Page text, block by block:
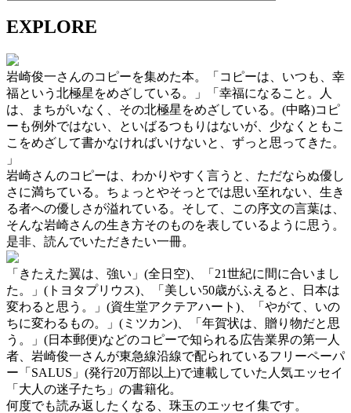
EXPLORE
岩崎俊一さんのコピーを集めた本。「コピーは、いつも、幸
福という北極星をめざしている。」「幸福になること。人
は、まちがいなく、その北極星をめざしている。(中略)コピ
ーも例外ではない、といばるつもりはないが、少なくともこ
こをめざして書かなければいけないと、ずっと思ってきた。
」
岩崎さんのコピーは、わかりやすく言うと、ただならぬ優し
さに満ちている。ちょっとやそっとでは思い至れない、生き
る者への優しさが溢れている。そして、この序文の言葉は、
そんな岩崎さんの生き方そのものを表しているように思う。
是非、読んでいただきたい一冊。
「きたえた翼は、強い」(全日空)、「21世紀に間に合いまし
た。」(トヨタプリウス)、「美しい50歳がふえると、日本は
変わると思う。」(資生堂アクテアハート)、「やがて、いの
ちに変わるもの。」(ミツカン)、「年賀状は、贈り物だと思
う。」(日本郵便)などのコピーで知られる広告業界の第一人
者、岩崎俊一さんが東急線沿線で配られているフリーペーパ
ー「SALUS」(発行20万部以上)で連載していた人気エッセイ
「大人の迷子たち」の書籍化。
何度でも読み返したくなる、珠玉のエッセイ集です。